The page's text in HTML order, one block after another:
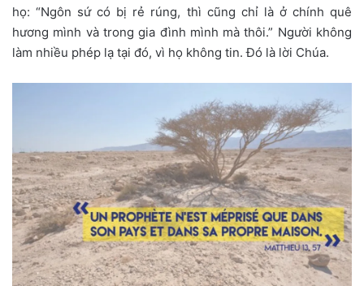
họ: “Ngôn sứ có bị rẻ rúng, thì cũng chỉ là ở chính quê
hương mình và trong gia đình mình mà thôi.” Người không
làm nhiều phép lạ tại đó, vì họ không tin. Đó là lời Chúa.